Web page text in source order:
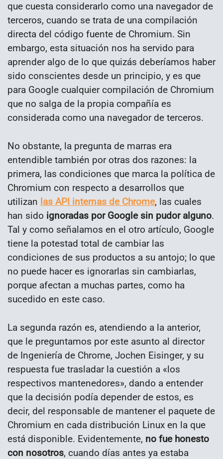
que cuesta considerarlo como una navegador de
terceros, cuando se trata de una compilación
directa del código fuente de Chromium. Sin
embargo, esta situación nos ha servido para
aprender algo de lo que quizás deberíamos haber
sido conscientes desde un principio, y es que
para Google cualquier compilación de Chromium
que no salga de la propia compañía es
considerada como una navegador de terceros.
No obstante, la pregunta de marras era
entendible también por otras dos razones: la
primera, las condiciones que marca la política de
Chromium con respecto a desarrollos que
utilizan las API internas de Chrome, las cuales
han sido ignoradas por Google sin pudor alguno.
Tal y como señalamos en el otro artículo, Google
tiene la potestad total de cambiar las
condiciones de sus productos a su antojo; lo que
no puede hacer es ignorarlas sin cambiarlas,
porque afectan a muchas partes, como ha
sucedido en este caso.
La segunda razón es, atendiendo a la anterior,
que le preguntamos por este asunto al director
de Ingeniería de Chrome, Jochen Eisinger, y su
respuesta fue trasladar la cuestión a «los
respectivos mantenedores», dando a entender
que la decisión podía depender de estos, es
decir, del responsable de mantener el paquete de
Chromium en cada distribución Linux en la que
está disponible. Evidentemente, no fue honesto
con nosotros, cuando días antes ya estaba